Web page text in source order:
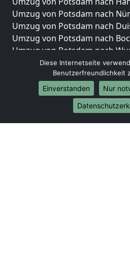
Umzug von Potsdam nach
Umzug von Potsdam nach
Umzug von Potsdam nach
Umzug von Potsdam nach
Umzug von Potsdam nach
Umzug von Potsdam nach
Umzug von Potsdam nach
Internationale-Umzüge
Umzug von Potsdam nach
Diese Internetseite
Benutzerfreundlichkeit
Einverstanden
Nur